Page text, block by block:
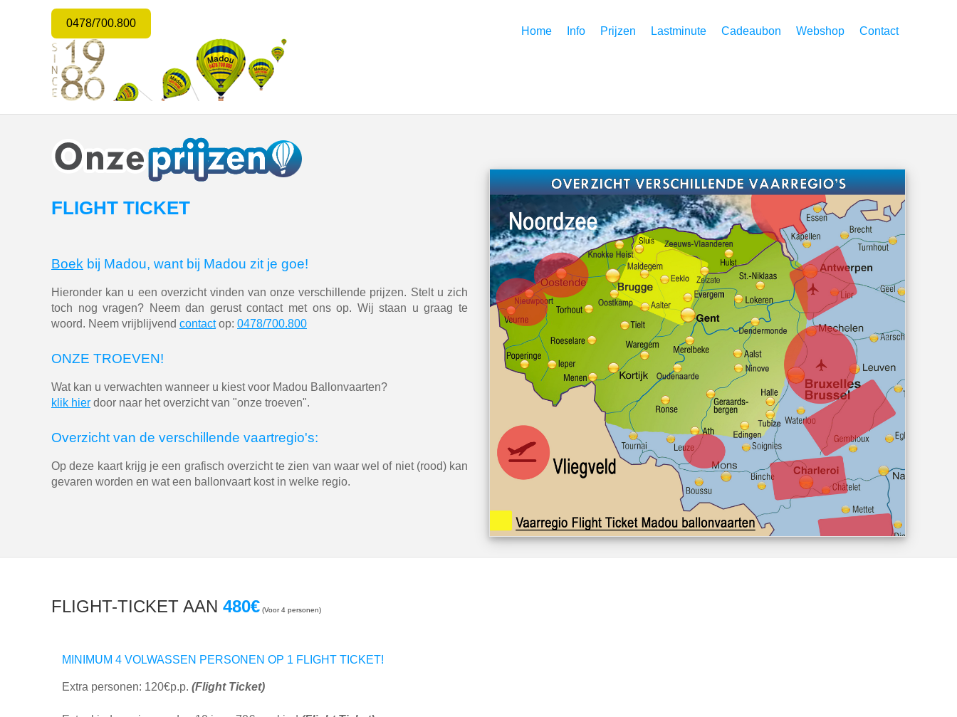
0478/700.800
Home Info Prijzen Lastminute Cadeaubon Webshop Contact
FLIGHT TICKET
Boek bij Madou, want bij Madou zit je goe!
Hieronder kan u een overzicht vinden van onze verschillende prijzen. Stelt u zich
toch nog vragen? Neem dan gerust contact met ons op. Wij staan u graag te
woord. Neem vrijblijvend contactop: 0478/700.800
ONZE TROEVEN!
Wat kan u verwachten wanneer u kiest voor Madou Ballonvaarten?
klik hier door naar het overzicht van "onze troeven".
Overzicht van de verschillende vaartregio's:
Op deze kaart krijg je een grafisch overzicht te zien van waar wel of niet (rood) kan
gevaren worden en wat een ballonvaart kost in welke regio.
FLIGHT-TICKET AAN 480€ (Voor 4 personen)
MINIMUM 4 VOLWASSEN PERSONEN OP 1 FLIGHT TICKET!
Extra personen: 120€p.p. (Flight Ticket)